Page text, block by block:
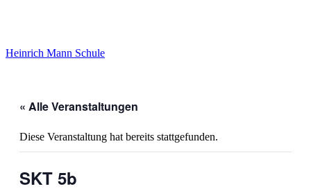
Heinrich Mann Schule
« Alle Veranstaltungen
Diese Veranstaltung hat bereits stattgefunden.
SKT 5b